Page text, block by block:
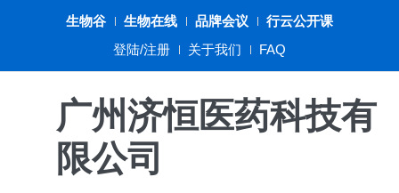
生物谷 生物在线 品牌会议
行云公开课
登陆/注册
关于我们 FAQ
广州济恒医药科技有
限公司